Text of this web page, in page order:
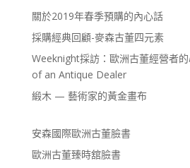
關於2019年春季預購的內心話
採購經典回顧-麥森古董四元素
Weeknight採訪：歐洲古董經營者
of an Antique Dealer
緞木 — 藝術家的黃金畫布
安森國際歐洲古董臉書
歐洲古董臻時舘臉書